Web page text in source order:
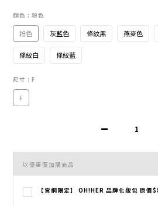
顏色 : 粉色
粉色 灰藍色 條紋黑 燕麥色
條紋白 條紋藍
尺寸 : F
F
以優惠價加購商品
【官網限定】 OH!HER 品牌化妝包 原價